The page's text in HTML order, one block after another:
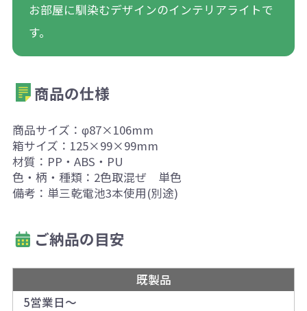
お部屋に馴染むデザインのインテリアライトで
す。
商品の仕様
商品サイズ：φ87×106mm
箱サイズ：125×99×99mm
材質：PP・ABS・PU
色・柄・種類：2色取混ぜ 単色
備考：単三乾電池3本使用(別途)
ご納品の目安
既製品
5営業日～